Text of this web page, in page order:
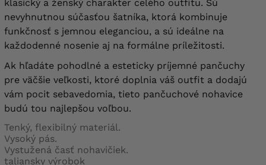
klasický a ženský charakter celého outfitu. Sú
nevyhnutnou súčasťou šatníka, ktorá kombinuje
funkčnosť s jemnou eleganciou, a sú ideálne na
každodenné nosenie aj na formálne príležitosti.
Ak hľadáte pohodlné a esteticky príjemné pančuchy
pre väčšie veľkosti, ktoré doplnia váš outfit a dodajú
vám pocit sebavedomia, tieto pančuchové nohavice
budú tou najlepšou voľbou.
Tenký, flexibilný materiál.
Vysoký pás.
Vystužená časť nohavičiek.
taliansky výrobok